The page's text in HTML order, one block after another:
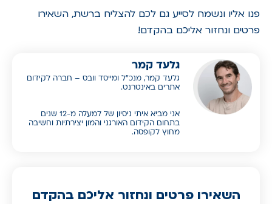
פנו אליו ונשמח לסייע גם לכם להצליח ברשת, השאירו
פרטים ונחזור אליכם בהקדם!
גלעד קמר
גלעד קמר, מנכ”ל ומייסד וובס – חברה לקידום
אתרים באינטרנט.
אני מביא איתי ניסיון של למעלה מ-12 שנים
בתחום הקידום האורגני והמון יצירתיות וחשיבה
מחוץ לקופסה.
השאירו פרטים ונחזור אליכם בהקדם